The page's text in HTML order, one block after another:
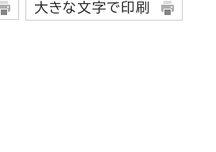
大きな文字で印刷